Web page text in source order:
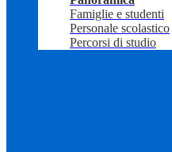
Famiglie e studenti
Personale scolastico
Percorsi di studio